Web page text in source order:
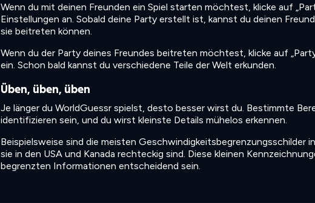
Wenn du mit deinen Freunden ein Spiel starten möchtest, klicke auf
Einstellungen an. Sobald deine Party erstellt ist, kannst du deinen
sie beitreten können.
Wenn du der Party deines Freundes beitreten möchtest, klicke auf
ein. Schon bald kannst du verschiedene Teile der Welt erkunden.
Üben, üben, üben
Je länger du WorldGuessr spielst, desto besser wirst du. Bestimmte
identifizieren sein, und du wirst kleinste Details mühelos erkennen.
Beispielsweise sind die meisten Geschwindigkeitsbegrenzungsschilder
sie in den USA und Kanada rechteckig sind. Diese kleinen
begrenzten Informationen entscheidend sein.